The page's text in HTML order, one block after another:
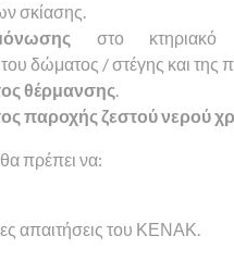
σκίασης.
στο κτηριακό
δώματος / στέγης και της
θέρμανσης.
παροχής ζεστού νερού
πρέπει να:
απαιτήσεις του ΚΕΝΑΚ.